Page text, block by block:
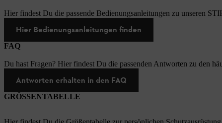
Hier findest Du die passende Bedienungsanleitungen zu unseren
Hier Bedienungsanleitungen finden
FAQ
Du hast Fragen? Hier findest Du die passenden Antworten zu den
Antworten erhalten in den FAQ
GRÖSSENTABELLE